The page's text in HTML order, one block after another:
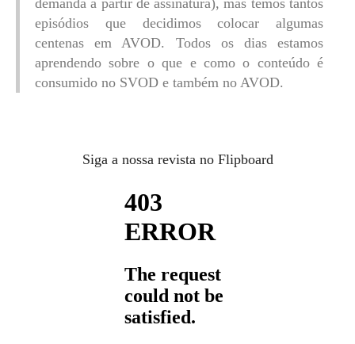
episódios que decidimos colocar algumas
centenas em AVOD. Todos os dias estamos
aprendendo sobre o que e como o conteúdo é
consumido no SVOD e também no AVOD.
Siga a nossa revista no Flipboard